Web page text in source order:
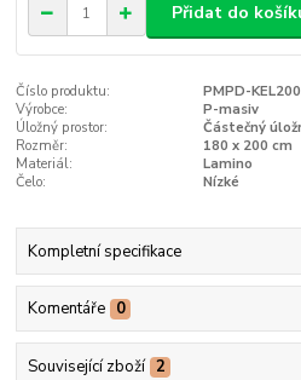
Přidat do
Číslo produktu:
PMPD-
Výrobce:
P-masiv
Úložný prostor:
Částečný
Rozměr:
180 x 200 cm
Materiál:
Lamino
Čelo:
Nízké
Kompletní specifikace
Komentáře 0
Související zboží 2